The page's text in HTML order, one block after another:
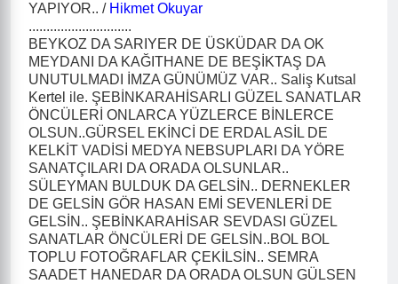
YAPIYOR.. / Hikmet Okuyar
.............................
BEYKOZ DA SARIYER DE ÜSKÜDAR DA OK
MEYDANI DA KAĞITHANE DE BEŞİKTAŞ DA
UNUTULMADI İMZA GÜNÜMÜZ VAR.. Saliş Kutsal
Kertel ile. ŞEBİNKARAHİSARLI GÜZEL SANATLAR
ÖNCÜLERİ ONLARCA YÜZLERCE BİNLERCE
OLSUN..GÜRSEL EKİNCİ DE ERDAL ASİL DE
KELKİT VADİSİ MEDYA NEBSUPLARI DA YÖRE
SANATÇILARI DA ORADA OLSUNLAR..
SÜLEYMAN BULDUK DA GELSİN.. DERNEKLER
DE GELSİN GÖR HASAN EMİ SEVENLERİ DE
GELSİN.. ŞEBİNKARAHİSAR SEVDASI GÜZEL
SANATLAR ÖNCÜLERİ DE GELSİN..BOL BOL
TOPLU FOTOĞRAFLAR ÇEKİLSİN.. SEMRA
SAADET HANEDAR DA ORADA OLSUN GÜLSEN